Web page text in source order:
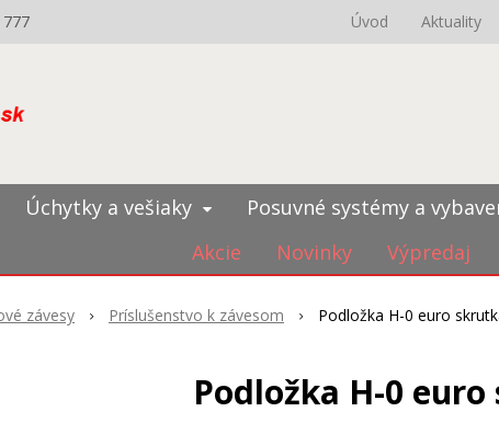
Úvod Aktuality
Úchytky a vešiaky Posuvné systémy a
Akcie
Novinky Výpredaj
závesy Príslušenstvo k závesom Podložka H-0 euro
Podložka H-0